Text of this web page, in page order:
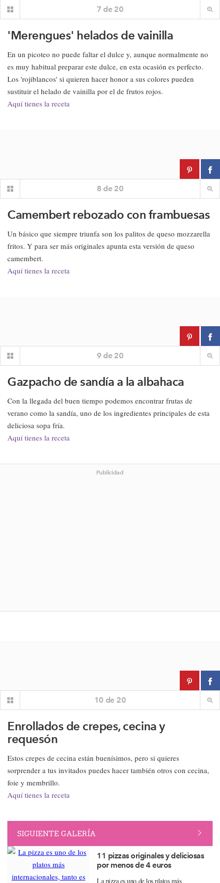
7 de 20
'Merengues' helados de vainilla
En un picoteo no puede faltar el dulce y, aunque normalmente no
es muy habitual preparar este dulce, en esta ocasión es perfecto.
Los 'rojiblancos' si quieren hacer honor a sus colores pueden
sustituir el helado de vainilla por el de frutos rojos.
Aquí tienes la receta
8 de 20
Camembert rebozado con frambuesas
Un básico que siempre triunfa son los palitos de queso mozzarella
fritos. Y para ser más originales apunta esta versión de queso
camembert.
Aquí tienes la receta
9 de 20
Gazpacho de sandía a la albahaca
Con la llegada del buen tiempo podemos encontrar frutas de
verano como la sandía, uno de los ingredientes principales de esta
deliciosa sopa fría.
Aquí tienes la receta
Publicidad
10 de 20
Enrollados de crepes, cecina y
requesón
Estos crepes de cecina están buenísimos, pero si quieres
sorprender a tus invitados puedes hacer también otros con cecina,
foie y membrillo.
Aquí tienes la receta
SIGUIENTE GALERÍA
11 pizzas originales y deliciosas
por menos de 4 euros
La pizza es uno de los platos más